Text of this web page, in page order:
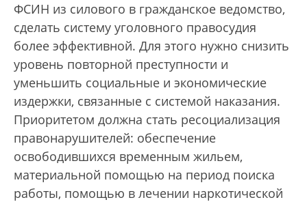
ФСИН из силового в гражданское ведомство,
сделать систему уголовного правосудия
более эффективной. Для этого нужно снизить
уровень повторной преступности и
уменьшить социальные и экономические
издержки, связанные с системой наказания.
Приоритетом должна стать ресоциализация
правонарушителей: обеспечение
освободившихся временным жильем,
материальной помощью на период поиска
работы, помощью в лечении наркотической